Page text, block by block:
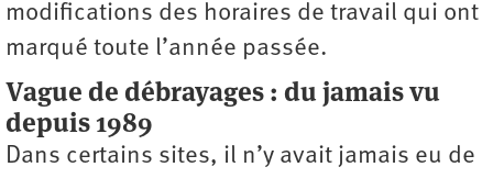
modifications des horaires de travail qui ont
marqué toute l’année passée.
Vague de débrayages : du jamais vu
depuis 1989
Dans certains sites, il n’y avait jamais eu de